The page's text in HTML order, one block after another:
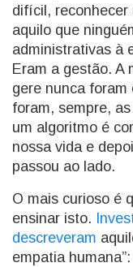
difícil, reconhecer
aquilo que
administrativas à
Eram a gestão. A
gere nunca foram
foram, sempre,
um algoritmo é
nossa vida e
passou ao lado.
O mais curioso é
ensinar isto.
descreveram
empatia